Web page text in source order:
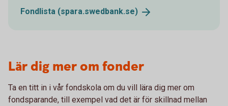
Fondlista (spara.swedbank.se)
Lär dig mer om fonder
Ta en titt in i vår fondskola om du vill lära dig mer om
fondsparande, till exempel vad det är för skillnad mellan